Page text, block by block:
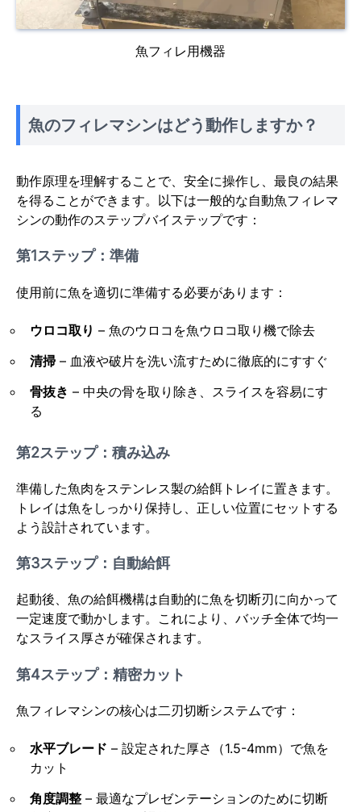
魚フィレ用機器
魚のフィレマシンはどう動作しますか？
動作原理を理解することで、安全に操作し、最良の結果
を得ることができます。以下は一般的な自動魚フィレマ
シンの動作のステップバイステップです：
第1ステップ：準備
使用前に魚を適切に準備する必要があります：
ウロコ取り – 魚のウロコを魚ウロコ取り機で除去
清掃 – 血液や破片を洗い流すために徹底的にすすぐ
骨抜き – 中央の骨を取り除き、スライスを容易にす
る
第2ステップ：積み込み
準備した魚肉をステンレス製の給餌トレイに置きます。
トレイは魚をしっかり保持し、正しい位置にセットする
よう設計されています。
第3ステップ：自動給餌
起動後、魚の給餌機構は自動的に魚を切断刃に向かって
一定速度で動かします。これにより、バッチ全体で均一
なスライス厚さが確保されます。
第4ステップ：精密カット
魚フィレマシンの核心は二刃切断システムです：
水平ブレード – 設定された厚さ（1.5-4mm）で魚を
カット
角度調整 – 最適なプレゼンテーションのために切断